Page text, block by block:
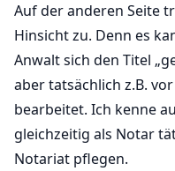
Auf der anderen Seite
Hinsicht zu. Denn es
Anwalt sich den Titel
aber tatsächlich z.B.
bearbeitet. Ich kenne
gleichzeitig als Notar
Notariat pflegen.